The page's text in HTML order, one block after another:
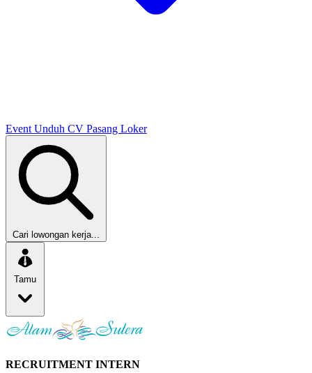
Event Unduh CV Pasang Loker
Cari lowongan kerja...
Tamu
RECRUITMENT INTERN